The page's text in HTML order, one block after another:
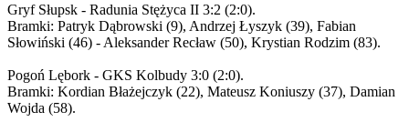
Gryf Słupsk - Radunia Stężyca II 3:2 (2:0).
Bramki: Patryk Dąbrowski (9), Andrzej Łyszyk (39), Fabian
Słowiński (46) - Aleksander Recław (50), Krystian Rodzim (83).
Pogoń Lębork - GKS Kolbudy 3:0 (2:0).
Bramki: Kordian Błażejczyk (22), Mateusz Koniuszy (37), Damian
Wojda (58).